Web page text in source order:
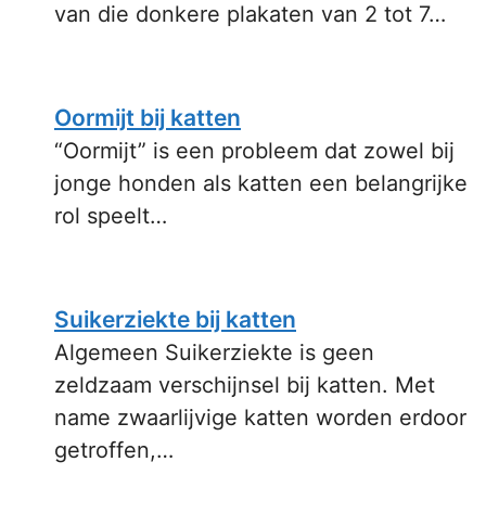
van die donkere plakaten van 2 tot 7…
Oormijt bij katten
“Oormijt” is een probleem dat zowel bij
jonge honden als katten een belangrijke
rol speelt…
Suikerziekte bij katten
Algemeen Suikerziekte is geen
zeldzaam verschijnsel bij katten. Met
name zwaarlijvige katten worden erdoor
getroffen,…